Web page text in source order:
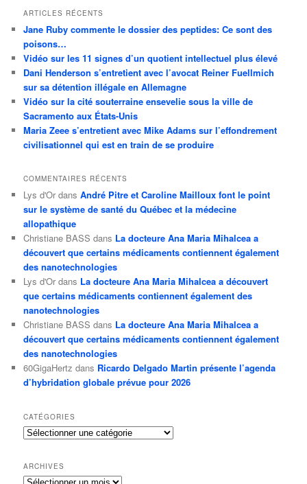
ARTICLES RÉCENTS
Jane Ruby commente le dossier des peptides: Ce sont des
poisons…
Vidéo sur les 11 signes d’un quotient intellectuel plus élevé
Dani Henderson s’entretient avec l’avocat Reiner Fuellmich
sur sa détention illégale en Allemagne
Vidéo sur la cité souterraine ensevelie sous la ville de
Sacramento aux États-Unis
Maria Zeee s’entretient avec Mike Adams sur l’effondrement
civilisationnel qui est en train de se produire
COMMENTAIRES RÉCENTS
Lys d'Or dansAndré Pitre et Caroline Mailloux font le point
sur le système de santé du Québec et la médecine
allopathique
Christiane BASS dans La docteure Ana Maria Mihalcea a
découvert que certains médicaments contiennent également
des nanotechnologies
Lys d'Or dans La docteure Ana Maria Mihalcea a découvert
que certains médicaments contiennent également des
nanotechnologies
Christiane BASS dans La docteure Ana Maria Mihalcea a
découvert que certains médicaments contiennent également
des nanotechnologies
60GigaHertz dans Ricardo Delgado Martin présente l’agenda
d’hybridation globale prévue pour 2026
CATÉGORIES
Catégories
ARCHIVES
Archives